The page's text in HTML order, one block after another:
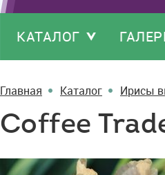
КАТАЛОГ
Главная Каталог Ирисы
Coffee
Coffee